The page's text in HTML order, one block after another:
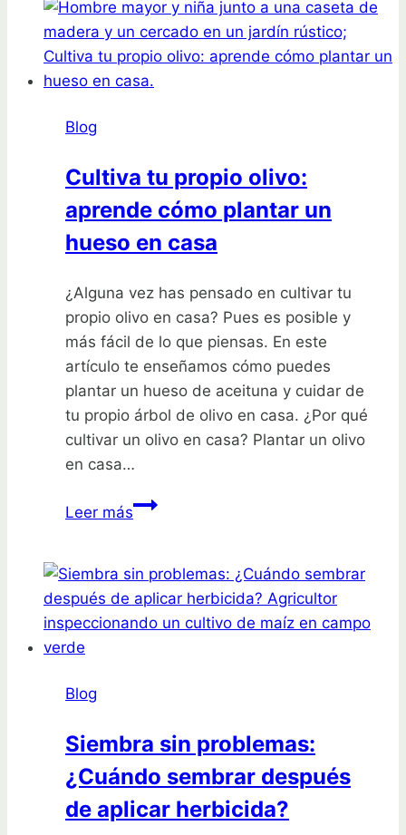
en
marzo:
variedades
ideales
Blog
Cultiva tu propio olivo:
aprende cómo plantar un
hueso en casa
¿Alguna vez has pensado en cultivar tu
propio olivo en casa? Pues es posible y
más fácil de lo que piensas. En este
artículo te enseñamos cómo puedes
plantar un hueso de aceituna y cuidar de
tu propio árbol de olivo en casa. ¿Por qué
cultivar un olivo en casa? Plantar un olivo
en casa…
Leer másCultiva
olivo:
aprende
cómo
casa
Blog
Siembra sin problemas:
¿Cuándo sembrar después
de aplicar herbicida?